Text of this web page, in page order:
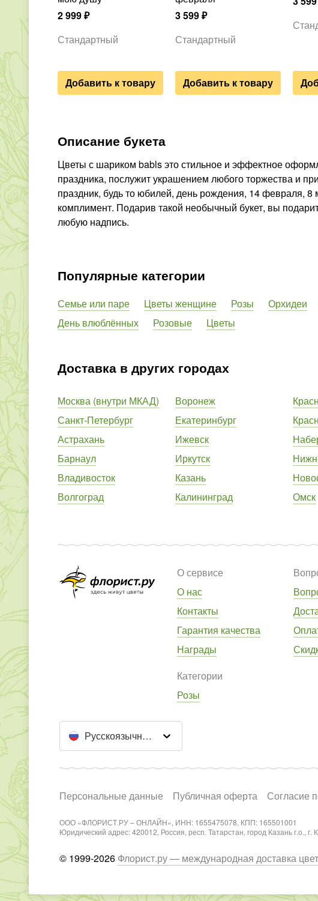
2 999₽
Стандартный
Добавить к товару
3 599₽
Стандартный
Добавить к товару
Описание букета
Цветы с шариком babls это стильное и эффектное
праздника, послужит украшением любого торжества и
праздник, будь то юбилей, день рождения, 14 февраля,
комплимент. Подарив такой необычный букет, вы
любую надпись.
Популярные категории
Семье или паре Цветы женщине Розы Орхидеи
День влюблённых
Розовые Цветы
Доставка в других городах
Москва (внутри МКАД)
Санкт-Петербург
Астрахань
Барнаул
Владивосток
Волгоград
Воронеж
Екатеринбург
Ижевск
Иркутск
Казань
Калининград
Омск
О сервисе
О нас
Контакты
Гарантия качества
Награды
Категории
Розы
Русскоязычный сайт
Персональные данные Публичная оферта Согласие
ООО «ФЛОРИСТ.РУ – ОНЛАЙН», ИНН: 1655475078, КПП: 165501001
Юридический адрес: 420012, Россия, респ. Татарстан, город Казань г.о., г.
© 1999-2026 Флорист.ру — международная доставка